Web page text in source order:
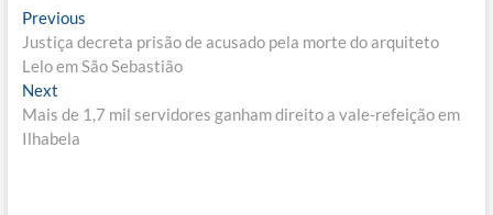
Navegação
de
Post
PreviousPrevious
post:
Justiça decreta prisão de acusado pela morte do arquiteto
Lelo em São Sebastião
NextNext
post:
Mais de 1,7 mil servidores ganham direito a vale-refeição em
Ilhabela